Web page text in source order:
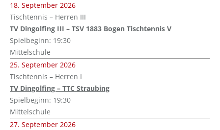
18. September 2026
Tischtennis – Herren III
TV Dingolfing III – TSV 1883 Bogen Tischtennis V
Spielbeginn: 19:30
Mittelschule
25. September 2026
Tischtennis – Herren I
TV Dingolfing – TTC Straubing
Spielbeginn: 19:30
Mittelschule
27. September 2026